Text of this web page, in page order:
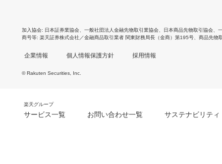
加入協会 日本証券業協会、 一般社団法人金融先物取引業協会、 日本商品先物取引協会、
商号等 楽天証券株式会社／金融商品取引業者 関東財務局長（金商）第195号、商品先物
企業情報 個人情報保護方針 採用情報
© Rakuten Securities, Inc.
楽天グループ
サービス一覧 お問い合わせ一覧 サステナビリティ